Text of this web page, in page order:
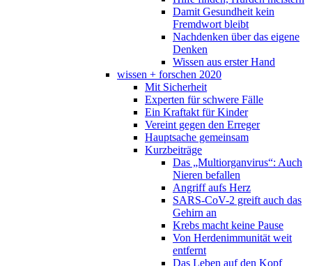
Damit Gesundheit kein
Fremdwort bleibt
Nachdenken über das eigene
Denken
Wissen aus erster Hand
wissen + forschen 2020
Mit Sicherheit
Experten für schwere Fälle
Ein Kraftakt für Kinder
Vereint gegen den Erreger
Hauptsache gemeinsam
Kurzbeiträge
Das „Multiorganvirus“: Auch
Nieren befallen
Angriff aufs Herz
SARS-CoV-2 greift auch das
Gehirn an
Krebs macht keine Pause
Von Herdenimmunität weit
entfernt
Das Leben auf den Kopf